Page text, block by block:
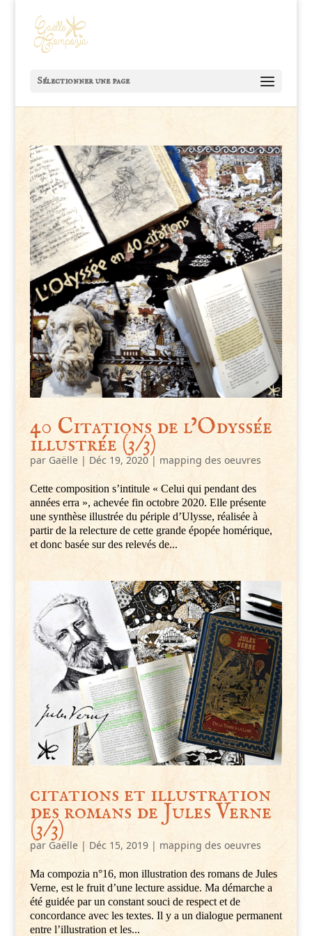
Sélectionner une page
40 Citations de l’Odyssée
illustrée (3/3)
par Gaëlle| Déc 19, 2020| mapping des oeuvres
Cette composition s’intitule « Celui qui pendant des
années erra », achevée fin octobre 2020. Elle présente
une synthèse illustrée du périple d’Ulysse, réalisée à
partir de la relecture de cette grande épopée homérique,
et donc basée sur des relevés de...
citations et illustration
des romans de Jules Verne
(3/3)
par Gaëlle| Déc 15, 2019| mapping des oeuvres
Ma compozia n°16, mon illustration des romans de Jules
Verne, est le fruit d’une lecture assidue. Ma démarche a
été guidée par un constant souci de respect et de
concordance avec les textes. Il y a un dialogue permanent
entre l’illustration et les...